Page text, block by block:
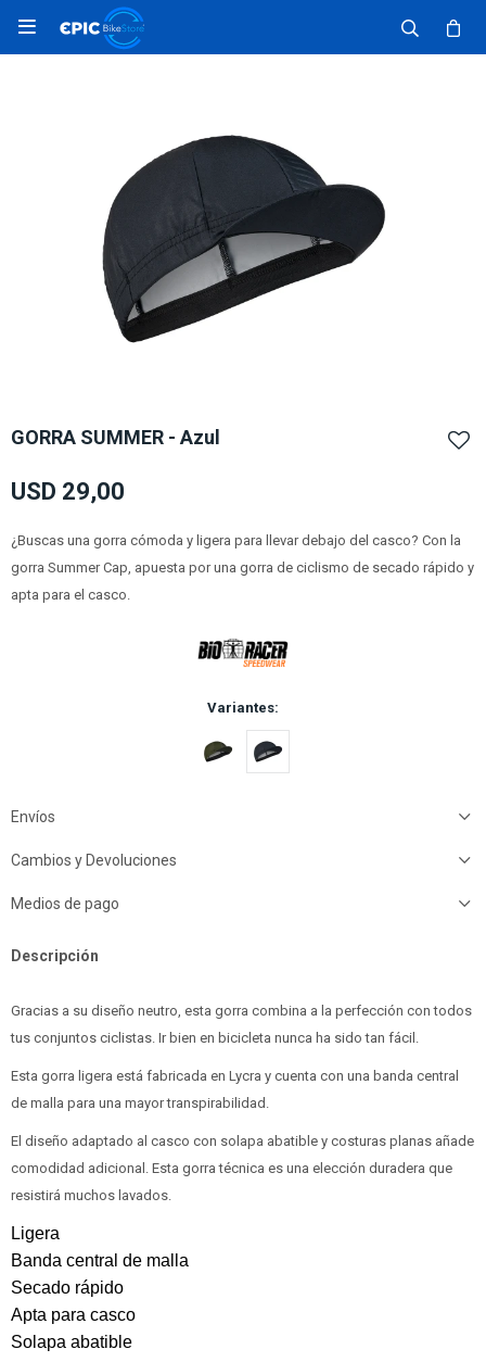

GORRA SUMMER - Azul
USD 29,00
¿Buscas una gorra cómoda y ligera para llevar debajo del casco? Con la
gorra Summer Cap, apuesta por una gorra de ciclismo de secado rápido y
apta para el casco.
Variantes:
Envíos
Cambios y Devoluciones
Medios de pago
Descripción
Gracias a su diseño neutro, esta gorra combina a la perfección con todos
tus conjuntos ciclistas. Ir bien en bicicleta nunca ha sido tan fácil.
Esta gorra ligera está fabricada en Lycra y cuenta con una banda central
de malla para una mayor transpirabilidad.
El diseño adaptado al casco con solapa abatible y costuras planas añade
comodidad adicional. Esta gorra técnica es una elección duradera que
resistirá muchos lavados.
Ligera
Banda central de malla
Secado rápido
Apta para casco
Solapa abatible